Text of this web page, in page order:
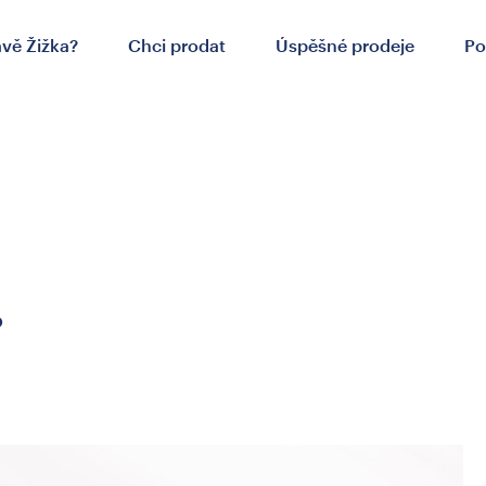
Žižka? Chci prodat Úspěšné prodeje